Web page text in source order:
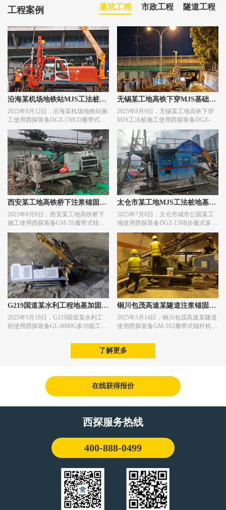
工程案例 基坑工程 市政工程 隧道工程
沿海某机场地铁站MJS工法桩基
础加固施工
2025年8月12日，沿海某机场地铁站施
工使用西探装备DGZ-150LD履带式多
管旋喷钻机进行MJS工法桩施工作
业。
无锡某工地高铁下穿MJS基础加
固施工
2025年8月9日，无锡某工地高铁下穿
MJS工法桩施工使用西探装备DGZ-
150L履带式多管旋喷钻机进行基础加
固施工作业。
西安某工地高铁桥下注浆锚固施
工
2025年8月8日，西安某工地高铁桥下
施工使用西探装备GM-5S履带式锚杆
钻机进行注浆锚固施工作业。
太仓市某工地MJS工法桩地基加
固施工
2025年7月8日，太仓市城市公园某工
地使用西探装备DGZ-150B步履式多管
旋喷钻机进行MJS工法桩地基加固施
工作业。
G219国道某水利工程地基加固施
工
2025年5月18日，G219国道某水利工
程使用西探装备GL-6000G多功能工程
铜川包茂高速某隧道注浆锚固施
工
2025年5月14日，铜川包茂高速某隧道
使用西探装备GM-5S2履带式锚杆机进
了解更多
在线获得报价
西探服务热线
400-888-0499